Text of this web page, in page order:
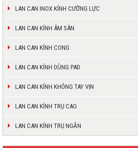
LAN CAN INOX KÍNH CƯỜNG LỰC
LAN CAN KÍNH ÂM SÀN
LAN CAN KÍNH CONG
LAN CAN KÍNH DÙNG PAD
LAN CAN KÍNH KHÔNG TAY VỊN
LAN CAN KÍNH TRỤ CAO
LAN CAN KÍNH TRỤ NGẮN